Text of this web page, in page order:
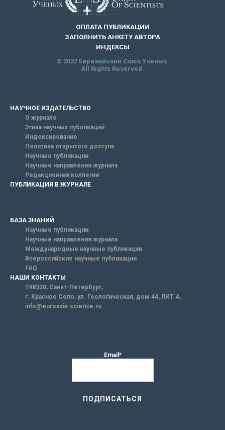
ОПЛАТА ПУБЛИКАЦИИ
ЗАПОЛНИТЬ АНКЕТУ АВТОРА
ИНДЕКСЫ
© 2022 Евразийский Союз Ученых.
All Rights Reserved.
НАУЧНОЕ ИЗДАТЕЛЬСТВО
О журнале
Этика научных публикаций
Индексирование
Политика открытого доступа
Научные публикации
Научные направления журнала
Редакционная коллегия
ПУБЛИКАЦИЯ В ЖУРНАЛЕ
БАЗА ЗНАНИЙ
Научные публикации
Научные направления журнала
Международные научные публикации
Всероссийские научные публикации
FAQ
НАШИ КОНТАКТЫ
198320, Санкт-Петербург,
г. Красное Село, ул. Геологическая, дом 44, ЛИТ А.
info@euroasia-science.ru
Email*